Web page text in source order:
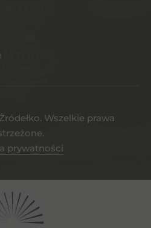
Wszelkie prawa
prywatności